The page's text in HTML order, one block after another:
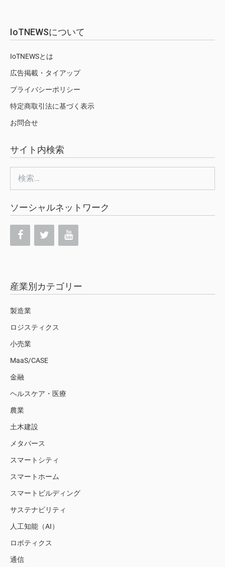
IoTNEWSについて
IoTNEWSとは
広告掲載・タイアップ
プライバシーポリシー
特定商取引法に基づく表示
お問合せ
サイト内検索
索:
ソーシャルネットワーク
産業別カテゴリー
製造業
ロジスティクス
小売業
MaaS/CASE
金融
ヘルスケア・医療
農業
土木建設
メタバース
スマートシティ
スマートホーム
スマートビルディング
サステナビリティ
人工知能（AI）
ロボティクス
通信